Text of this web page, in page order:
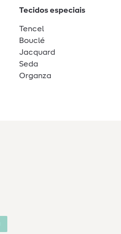
Tecidos especiais
Tencel
Bouclé
Jacquard
Seda
Organza